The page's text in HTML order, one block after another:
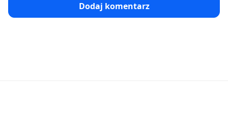
Dodaj komentarz